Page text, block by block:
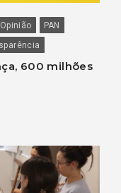
Opinião
PAN
600 milhões